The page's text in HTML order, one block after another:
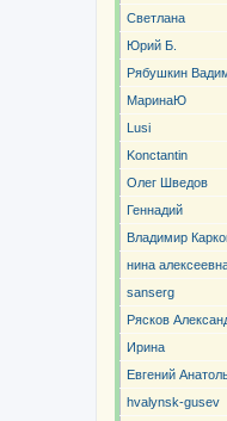
Светлана
Юрий Б.
Рябушкин
МаринаЮ
Lusi
Konctantin
Олег Шведов
Геннадий
Владимир
нина
sanserg
Рясков
Ирина
Евгений
hvalynsk-gusev